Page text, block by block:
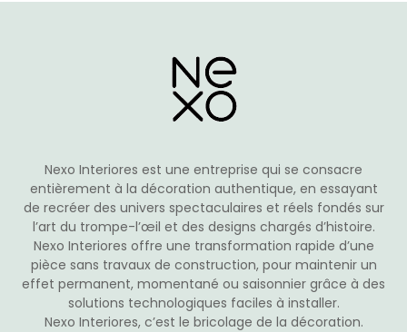
produit
Nexo Interiores est une entreprise qui se consacre
entièrement à la décoration authentique, en essayant
de recréer des univers spectaculaires et réels fondés sur
l’art du trompe-l’œil et des designs chargés d’histoire.
Nexo Interiores offre une transformation rapide d’une
pièce sans travaux de construction, pour maintenir un
effet permanent, momentané ou saisonnier grâce à des
solutions technologiques faciles à installer.
Nexo Interiores, c’est le bricolage de la décoration.